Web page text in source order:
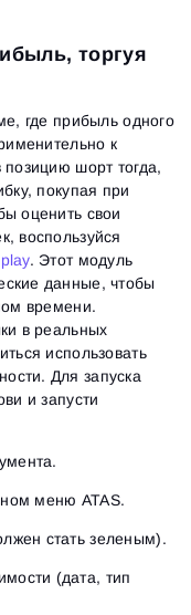
торгуя
где прибыль одного
к
шорт тогда,
покупая при
оценить свои
воспользуйся
. Этот модуль
данные, чтобы
времени.
в реальных
использовать
Для запуска
и запусти
меню ATAS.
стать зеленым).
(дата, тип